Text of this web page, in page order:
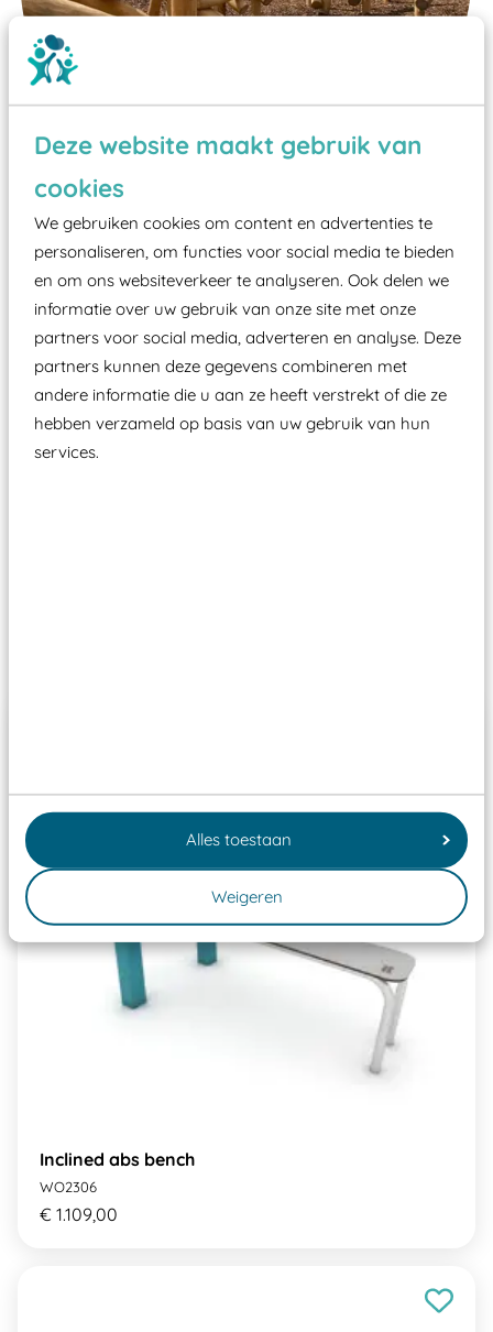
Deze website maakt gebruik van
cookies
We gebruiken cookies om content en advertenties te
personaliseren, om functies voor social media te bieden
en om ons websiteverkeer te analyseren. Ook delen we
informatie over uw gebruik van onze site met onze
partners voor social media, adverteren en analyse. Deze
partners kunnen deze gegevens combineren met
andere informatie die u aan ze heeft verstrekt of die ze
hebben verzameld op basis van uw gebruik van hun
services.
Alles toestaan
Weigeren
Wist je dat:
Vanaf een valhoogte van 1,5 meter een speciale
valondergrond onder speeltoestellen verplicht is
zoals kunstgras, rubber tegels of boomschors?
Elk speeltoestel in de openbare ruimte voorzien
moet zijn van een typekeuring, -plaatje en
certificering, uitgegeven door een Nederlands
aangewezen keuringsinstantie?
Inclined abs bench
WO2306
€ 1.109,00